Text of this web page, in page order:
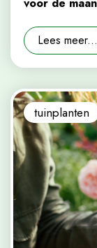
voor de
Lees meer...
tuinplanten